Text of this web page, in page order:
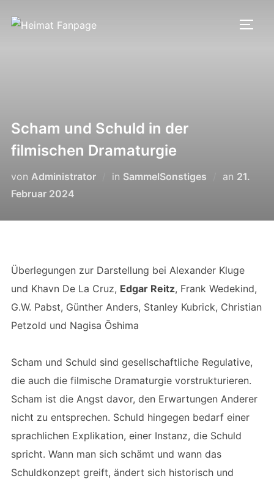
Inhalt
Scham und Schuld in der
filmischen Dramaturgie
von Administrator in SammelSonstiges an 21.
Februar 2024
Überlegungen zur Darstellung bei Alexander Kluge
und Khavn De La Cruz, Edgar Reitz, Frank Wedekind,
G.W. Pabst, Günther Anders, Stanley Kubrick, Christian
Petzold und Nagisa Ōshima
Scham und Schuld sind gesellschaftliche Regulative,
die auch die filmische Dramaturgie vorstrukturieren.
Scham ist die Angst davor, den Erwartungen Anderer
nicht zu entsprechen. Schuld hingegen bedarf einer
sprachlichen Explikation, einer Instanz, die Schuld
spricht. Wann man sich schämt und wann das
Schuldkonzept greift, ändert sich historisch und